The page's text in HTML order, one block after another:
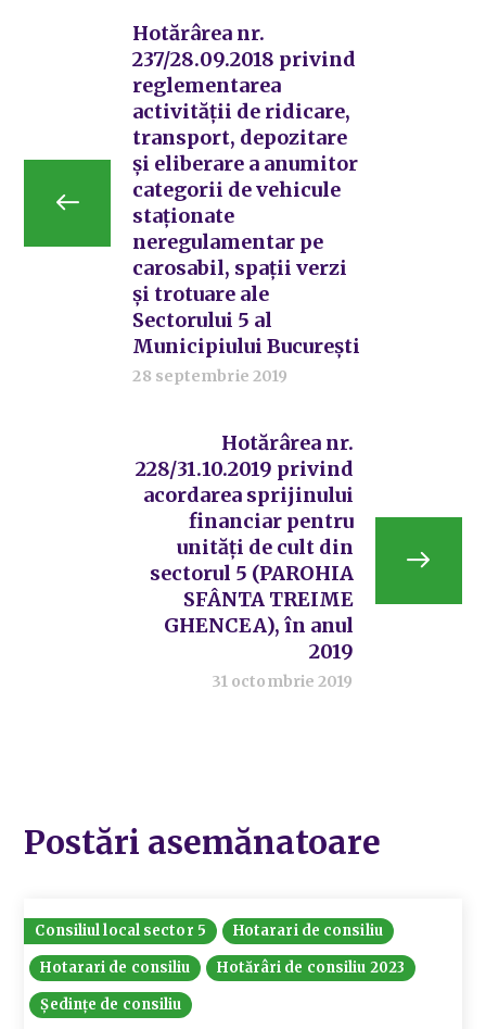
Hotărârea nr.
237/28.09.2018 privind
reglementarea
activității de ridicare,
transport, depozitare
și eliberare a anumitor
categorii de vehicule
staționate
neregulamentar pe
carosabil, spații verzi
și trotuare ale
Sectorului 5 al
Municipiului București
28 septembrie 2019
Hotărârea nr.
228/31.10.2019 privind
acordarea sprijinului
financiar pentru
unități de cult din
sectorul 5 (PAROHIA
SFÂNTA TREIME
GHENCEA), în anul
2019
31 octombrie 2019
Postări asemănatoare
Consiliul local sector 5
Hotarari de consiliu
Hotarari de consiliu
Hotărâri de consiliu 2023
Ședințe de consiliu